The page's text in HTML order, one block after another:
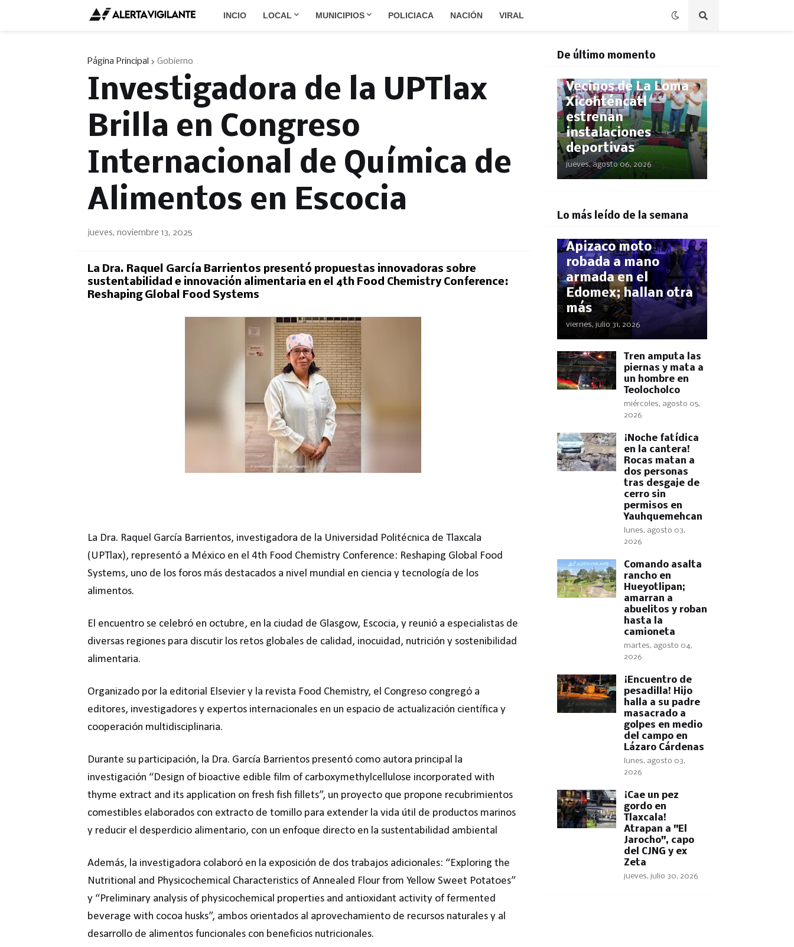
INCIO LOCAL MUNICIPIOS POLICIACA NACIÓN VIRAL
Página Principal Gobierno
Investigadora de la UPTlax
Brilla en Congreso
Internacional de Química de
Alimentos en Escocia
jueves, noviembre 13, 2025
La Dra. Raquel García Barrientos presentó propuestas innovadoras sobre
sustentabilidad e innovación alimentaria en el 4th Food Chemistry Conference:
Reshaping Global Food Systems
La Dra. Raquel García Barrientos, investigadora de la Universidad Politécnica de Tlaxcala
(UPTlax), representó a México en el 4th Food Chemistry Conference: Reshaping Global Food
Systems, uno de los foros más destacados a nivel mundial en ciencia y tecnología de los
alimentos.
El encuentro se celebró en octubre, en la ciudad de Glasgow, Escocia, y reunió a especialistas de
diversas regiones para discutir los retos globales de calidad, inocuidad, nutrición y sostenibilidad
alimentaria.
Organizado por la editorial Elsevier y la revista Food Chemistry, el Congreso congregó a
editores, investigadores y expertos internacionales en un espacio de actualización científica y
cooperación multidisciplinaria.
Durante su participación, la Dra. García Barrientos presentó como autora principal la
investigación “Design of bioactive edible film of carboxymethylcellulose incorporated with
thyme extract and its application on fresh fish fillets”, un proyecto que propone recubrimientos
comestibles elaborados con extracto de tomillo para extender la vida útil de productos marinos
y reducir el desperdicio alimentario, con un enfoque directo en la sustentabilidad ambiental
Además, la investigadora colaboró en la exposición de dos trabajos adicionales: “Exploring the
Nutritional and Physicochemical Characteristics of Annealed Flour from Yellow Sweet Potatoes”
y “Preliminary analysis of physicochemical properties and antioxidant activity of fermented
beverage with cocoa husks”, ambos orientados al aprovechamiento de recursos naturales y al
desarrollo de alimentos funcionales con beneficios nutricionales.
De último momento
Vecinos de La Loma
Xicohténcatl
estrenan
instalaciones
deportivas
jueves, agosto 06, 2026
Lo más leído de la semana
¡El GPS los delató!
Apizaco moto
robada a mano
armada en el
Edomex; hallan otra
más
viernes, julio 31, 2026
Tren amputa las
piernas y mata a
un hombre en
Teolocholco
miércoles, agosto 05,
2026
​¡Noche fatídica
en la cantera!
Rocas matan a
dos personas
tras desgaje de
cerro sin
permisos en
Yauhquemehcan
lunes, agosto 03,
2026
Comando asalta
rancho en
Hueyotlipan;
amarran a
abuelitos y roban
hasta la
camioneta
martes, agosto 04,
2026
​¡Encuentro de
pesadilla! Hijo
halla a su padre
masacrado a
golpes en medio
del campo en
Lázaro Cárdenas
lunes, agosto 03,
2026
​¡Cae un pez
gordo en
Tlaxcala!
Atrapan a "El
Jarocho", capo
del CJNG y ex
Zeta
jueves, julio 30, 2026